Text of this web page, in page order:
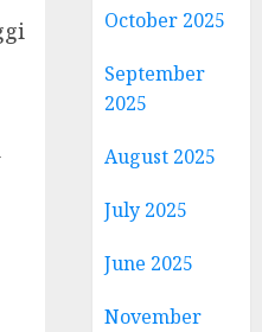
October 2025
September
2025
August 2025
July 2025
June 2025
November